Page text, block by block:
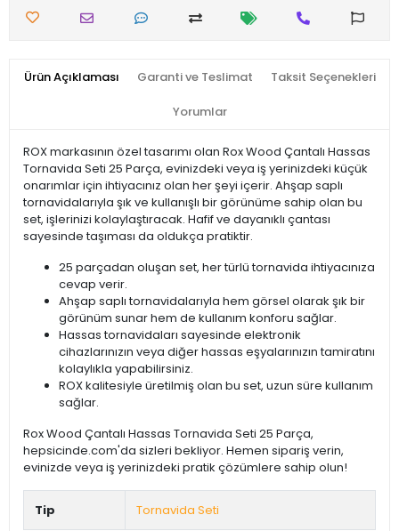
Ürün Açıklaması Garanti ve Teslimat Taksit Seçenekleri
Yorumlar
ROX markasının özel tasarımı olan Rox Wood Çantalı Hassas
Tornavida Seti 25 Parça, evinizdeki veya iş yerinizdeki küçük
onarımlar için ihtiyacınız olan her şeyi içerir. Ahşap saplı
tornavidalarıyla şık ve kullanışlı bir görünüme sahip olan bu
set, işlerinizi kolaylaştıracak. Hafif ve dayanıklı çantası
sayesinde taşıması da oldukça pratiktir.
25 parçadan oluşan set, her türlü tornavida ihtiyacınıza
cevap verir.
Ahşap saplı tornavidalarıyla hem görsel olarak şık bir
görünüm sunar hem de kullanım konforu sağlar.
Hassas tornavidaları sayesinde elektronik
cihazlarınızın veya diğer hassas eşyalarınızın tamiratını
kolaylıkla yapabilirsiniz.
ROX kalitesiyle üretilmiş olan bu set, uzun süre kullanım
sağlar.
Rox Wood Çantalı Hassas Tornavida Seti 25 Parça,
hepsicinde.com'da sizleri bekliyor. Hemen sipariş verin,
evinizde veya iş yerinizdeki pratik çözümlere sahip olun!
Tip Tornavida Seti